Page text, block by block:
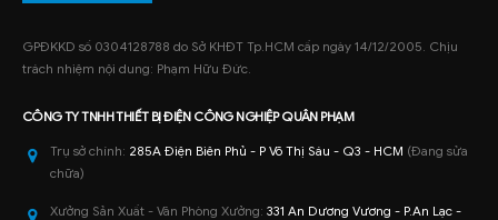
GPĐKKD số 0304128788 do Sở KHĐT Tp.HCM cấp ngày 14/12/2005. Chịu
trách nhiệm nội dung: Phạm Hữu Đức.
CÔNG TY TNHHTHIẾT BỊ ĐIỆN CÔNG NGHIỆPQUÂN PHẠM
Trụ sở chính: 285A Điện Biên Phủ - P Võ Thị Sáu - Q3 - HCM (Đang sửa
chữa)
Xưởng Sản Xuất - Văn Phòng Xưởng: 331 An Dương Vương - P.An Lạc -